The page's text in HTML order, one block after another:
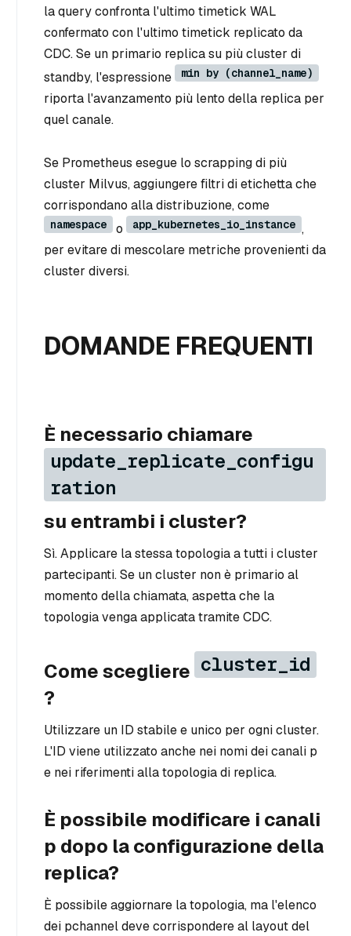
la query confronta l'ultimo timetick WAL
confermato con l'ultimo timetick replicato da
CDC. Se un primario replica su più cluster di
standby, l'espressione
min by (channel_name)
riporta l'avanzamento più lento della replica per
quel canale.
Se Prometheus esegue lo scrapping di più
cluster Milvus, aggiungere filtri di etichetta che
corrispondano alla distribuzione, come
namespace o app_kubernetes_io_instance ,
per evitare di mescolare metriche provenienti da
cluster diversi.
DOMANDE FREQUENTI
È necessario chiamare
update_replicate_configu
ration
su entrambi i cluster?
Sì. Applicare la stessa topologia a tutti i cluster
partecipanti. Se un cluster non è primario al
momento della chiamata, aspetta che la
topologia venga applicata tramite CDC.
Come scegliere cluster_id
?
Utilizzare un ID stabile e unico per ogni cluster.
L'ID viene utilizzato anche nei nomi dei canali p
e nei riferimenti alla topologia di replica.
È possibile modificare i canali
p dopo la configurazione della
replica?
È possibile aggiornare la topologia, ma l'elenco
dei pchannel deve corrispondere al layout del